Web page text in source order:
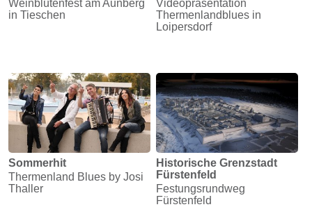
Weinblütenfest am Aunberg
in Tieschen
Videopräsentation
Thermenlandblues in
Loipersdorf
Sommerhit
Thermenland Blues by Josi
Thaller
Historische Grenzstadt
Fürstenfeld
Festungsrundweg
Fürstenfeld